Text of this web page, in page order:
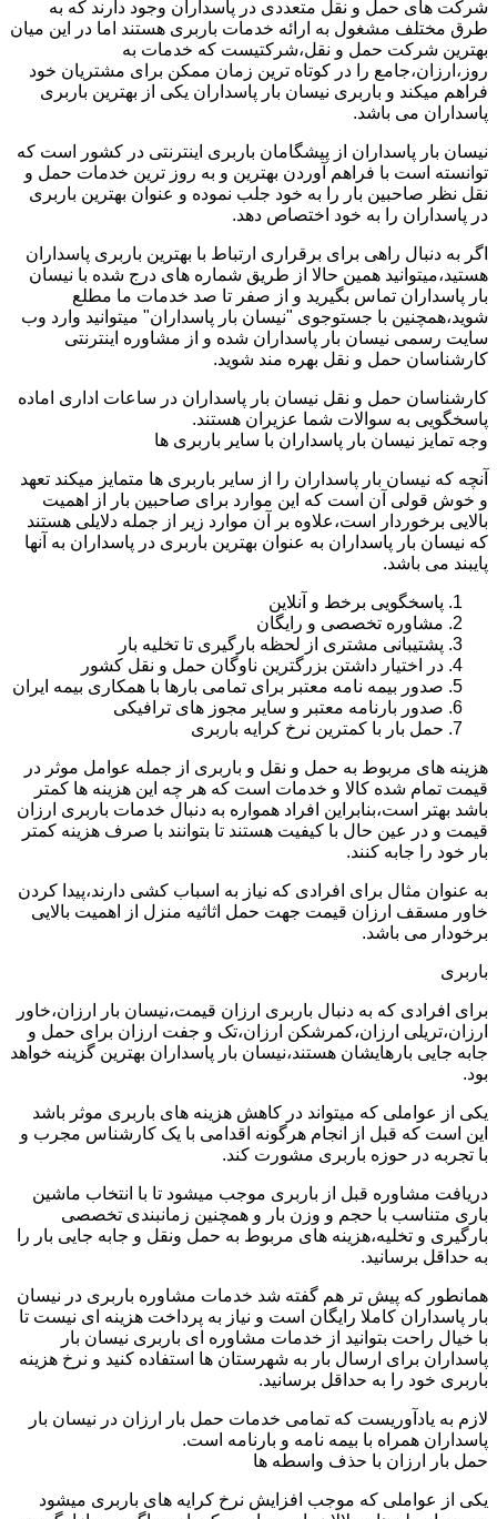
شرکت های حمل و نقل متعددی در پاسداران وجود دارند که به
طرق مختلف مشغول به ارائه خدمات باربری هستند اما در این میان
بهترین شرکت حمل و نقل،شرکتیست که خدمات به
روز،ارزان،جامع را در کوتاه ترین زمان ممکن برای مشتریان خود
فراهم میکند و باربری نیسان بار پاسداران یکی از بهترین باربری
پاسداران می باشد.
نیسان بار پاسداران از پیشگامان باربری اینترنتی در کشور است که
توانسته است با فراهم آوردن بهترین و به روز ترین خدمات حمل و
نقل نظر صاحبین بار را به خود جلب نموده و عنوان بهترین باربری
در پاسداران را به خود اختصاص دهد.
اگر به دنبال راهی برای برقراری ارتباط با بهترین باربری پاسداران
هستید،میتوانید همین حالا از طریق شماره های درج شده با نیسان
بار پاسداران تماس بگیرید و از صفر تا صد خدمات ما مطلع
شوید،همچنین با جستوجوی "نیسان بار پاسداران" میتوانید وارد وب
سایت رسمی نیسان بار پاسداران شده و از مشاوره اینترنتی
کارشناسان حمل و نقل بهره مند شوید.
کارشناسان حمل و نقل نیسان بار پاسداران در ساعات اداری اماده
پاسخگویی به سوالات شما عزیران هستند.
وجه تمایز نیسان بار پاسداران با سایر باربری ها
آنچه که نیسان بار پاسداران را از سایر باربری ها متمایز میکند تعهد
و خوش قولی آن است که این موارد برای صاحبین بار از اهمیت
بالایی برخوردار است،علاوه بر آن موارد زیر از جمله دلایلی هستند
که نیسان بار پاسداران به عنوان بهترین باربری در پاسداران به آنها
پایبند می باشد.
پاسخگویی برخط و آنلاین
مشاوره تخصصی و رایگان
پشتیبانی مشتری از لحظه بارگیری تا تخلیه بار
در اختیار داشتن بزرگترین ناوگان حمل و نقل کشور
صدور بیمه نامه معتبر برای تمامی بارها با همکاری بیمه ایران
صدور بارنامه معتبر و سایر مجوز های ترافیکی
حمل بار با کمترین نرخ کرایه باربری
هزینه های مربوط به حمل و نقل و باربری از جمله عوامل موثر در
قیمت تمام شده کالا و خدمات است که هر چه این هزینه ها کمتر
باشد بهتر است،بنابراین افراد همواره به دنبال خدمات باربری ارزان
قیمت و در عین حال با کیفیت هستند تا بتوانند با صرف هزینه کمتر
بار خود را جابه کنند.
به عنوان مثال برای افرادی که نیاز به اسباب کشی دارند،پیدا کردن
خاور مسقف ارزان قیمت جهت حمل اثاثیه منزل از اهمیت بالایی
برخودار می باشد.
باربری
برای افرادی که به دنبال باربری ارزان قیمت،نیسان بار ارزان،خاور
ارزان،تریلی ارزان،کمرشکن ارزان،تک و جفت ارزان برای حمل و
جابه جایی بارهایشان هستند،نیسان بار پاسداران بهترین گزینه خواهد
بود.
یکی از عواملی که میتواند در کاهش هزینه های باربری موثر باشد
این است که قبل از انجام هرگونه اقدامی با یک کارشناس مجرب و
با تجربه در حوزه باربری مشورت کند.
دریافت مشاوره قبل از باربری موجب میشود تا با انتخاب ماشین
باری متناسب با حجم و وزن بار و همچنین زمانبندی تخصصی
بارگیری و تخلیه،هزینه های مربوط به حمل ونقل و جابه جایی بار را
به حداقل برسانید.
همانطور که پیش تر هم گفته شد خدمات مشاوره باربری در نیسان
بار پاسداران کاملا رایگان است و نیاز به پرداخت هزینه ای نیست تا
با خیال راحت بتوانید از خدمات مشاوره ای باربری نیسان بار
پاسداران برای ارسال بار به شهرستان ها استفاده کنید و نرخ هزینه
باربری خود را به حداقل برسانید.
لازم به یادآوریست که تمامی خدمات حمل بار ارزان در نیسان بار
پاسداران همراه با بیمه نامه و بارنامه است.
حمل بار ارزان با حذف واسطه ها
یکی از عواملی که موجب افزایش نرخ کرایه های باربری میشود